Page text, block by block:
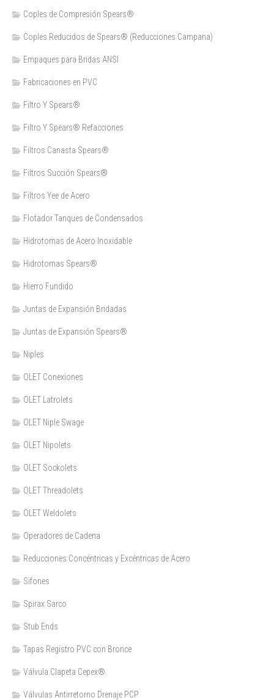
Coples de Compresión Spears®
Coples Reducidos de Spears® (Reducciones Campana)
Empaques para Bridas ANSI
Fabricaciones en PVC
Filtro Y Spears®
Filtro Y Spears® Refacciones
Filtros Canasta Spears®
Filtros Succión Spears®
Filtros Yee de Acero
Flotador Tanques de Condensados
Hidrotomas de Acero Inoxidable
Hidrotomas Spears®
Hierro Fundido
Juntas de Expansión Bridadas
Juntas de Expansión Spears®
Niples
OLET Conexiones
OLET Latrolets
OLET Niple Swage
OLET Nipolets
OLET Sockolets
OLET Threadolets
OLET Weldolets
Operadores de Cadena
Reducciones Concéntricas y Excéntricas de Acero
Sifones
Spirax Sarco
Stub Ends
Tapas Registro PVC con Bronce
Válvula Clapeta Cepex®
Válvulas Antirretorno Drenaje PCP